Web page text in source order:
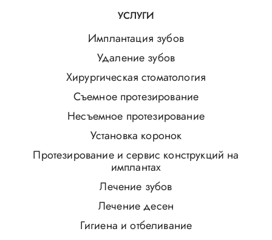
УСЛУГИ
Имплантация зубов
Удаление зубов
Хирургическая стоматология
Съемное протезирование
Несъемное протезирование
Установка коронок
Протезирование и сервис конструкций на
имплантах
Лечение зубов
Лечение десен
Гигиена и отбеливание